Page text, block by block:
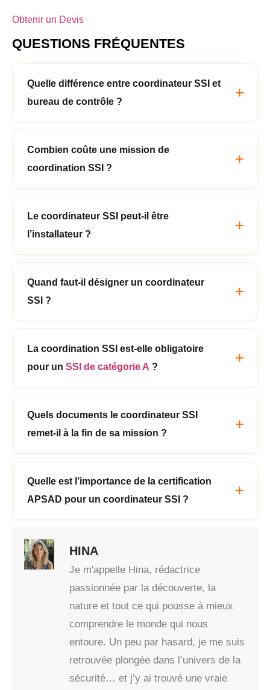
Obtenir un Devis
QUESTIONS FRÉQUENTES
Quelle différence entre coordinateur SSI et
bureau de contrôle ?
Combien coûte une mission de
coordination SSI ?
Le coordinateur SSI peut-il être
l’installateur ?
Quand faut-il désigner un coordinateur
SSI ?
La coordination SSI est-elle obligatoire
pour un SSI de catégorie A ?
Quels documents le coordinateur SSI
remet-il à la fin de sa mission ?
Quelle est l’importance de la certification
APSAD pour un coordinateur SSI ?
HINA
Je m'appelle Hina, rédactrice
passionnée par la découverte, la
nature et tout ce qui pousse à mieux
comprendre le monde qui nous
entoure. Un peu par hasard, je me suis
retrouvée plongée dans l’univers de la
sécurité… et j’y ai trouvé une vraie